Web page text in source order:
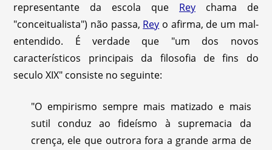
representante da escola que Rey chama de
"conceitualista") não passa, Rey o afirma, de um mal-
entendido. É verdade que "um dos novos
característicos principais da filosofia de fins do
seculo XIX" consiste no seguinte:
"O empirismo sempre mais matizado e mais
sutil conduz ao fideísmo à supremacia da
crença, ele que outrora fora a grande arma de